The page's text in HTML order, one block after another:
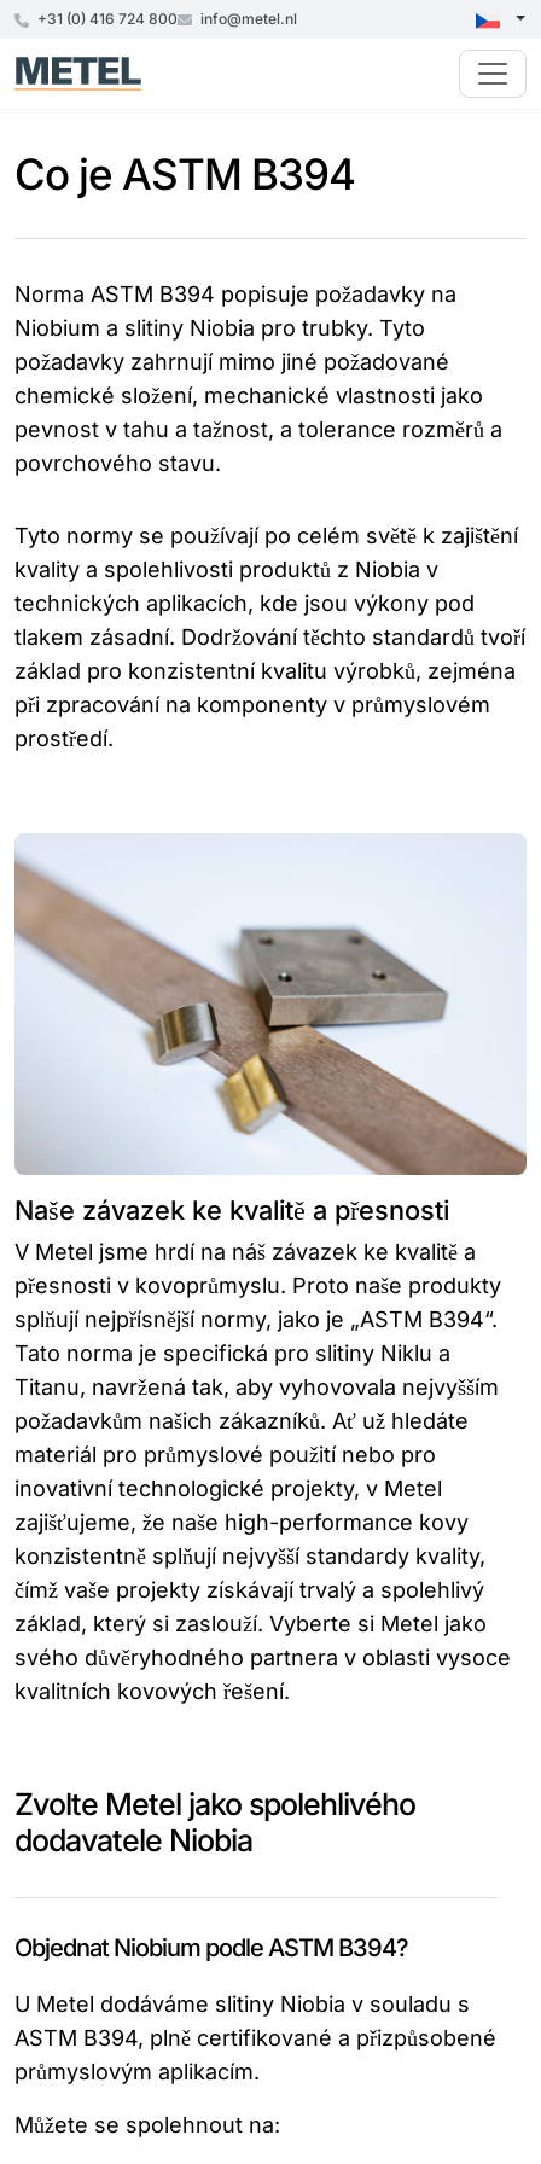
+31 (0) 416 724 800 info@metel.nl
Co je ASTM B394
Norma ASTM B394 popisuje požadavky na
Niobium a slitiny Niobia pro trubky. Tyto
požadavky zahrnují mimo jiné požadované
chemické složení, mechanické vlastnosti jako
pevnost v tahu a tažnost, a tolerance rozměrů a
povrchového stavu.
Tyto normy se používají po celém světě k zajištění
kvality a spolehlivosti produktů z Niobia v
technických aplikacích, kde jsou výkony pod
tlakem zásadní. Dodržování těchto standardů tvoří
základ pro konzistentní kvalitu výrobků, zejména
při zpracování na komponenty v průmyslovém
prostředí.
Naše závazek ke kvalitě a přesnosti
V Metel jsme hrdí na náš závazek ke kvalitě a
přesnosti v kovoprůmyslu. Proto naše produkty
splňují nejpřísnější normy, jako je „ASTM B394“.
Tato norma je specifická pro slitiny Niklu a
Titanu, navržená tak, aby vyhovovala nejvyšším
požadavkům našich zákazníků. Ať už hledáte
materiál pro průmyslové použití nebo pro
inovativní technologické projekty, v Metel
zajišťujeme, že naše high-performance kovy
konzistentně splňují nejvyšší standardy kvality,
čímž vaše projekty získávají trvalý a spolehlivý
základ, který si zaslouží. Vyberte si Metel jako
svého důvěryhodného partnera v oblasti vysoce
kvalitních kovových řešení.
Zvolte Metel jako spolehlivého
dodavatele Niobia
Objednat Niobium podle ASTM B394?
U Metel dodáváme slitiny Niobia v souladu s
ASTM B394, plně certifikované a přizpůsobené
průmyslovým aplikacím.
Můžete se spolehnout na: